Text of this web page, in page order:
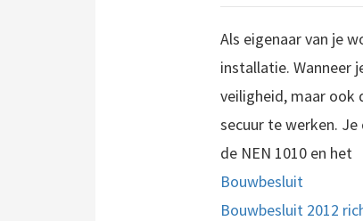
Als eigenaar van je
installatie. Wanneer
veiligheid, maar ook
secuur te werken.
de NEN 1010 en het
Bouwbesluit
Bouwbesluit 2012